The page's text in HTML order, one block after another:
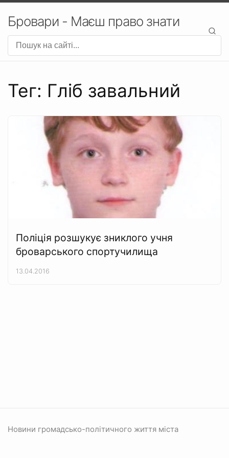
Бровари - Маєш право знати
Тег: Гліб завальний
Поліція розшукує зниклого учня
броварського спортучилища
13.04.2016
Новини громадсько-політичного життя міста